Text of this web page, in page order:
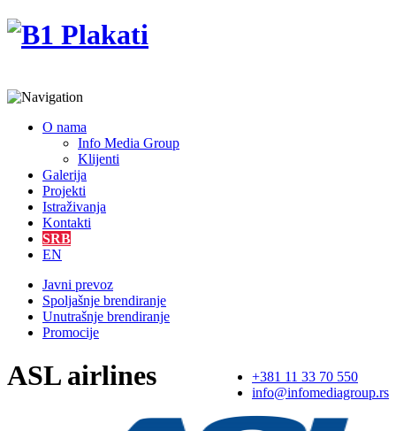
O nama
Info Media Group
Klijenti
Galerija
Projekti
Istraživanja
Kontakti
SRB
EN
Javni prevoz
Spoljašnje brendiranje
Unutrašnje brendiranje
Promocije
+381 11 33 70 550
info@infomediagroup.rs
ASL airlines